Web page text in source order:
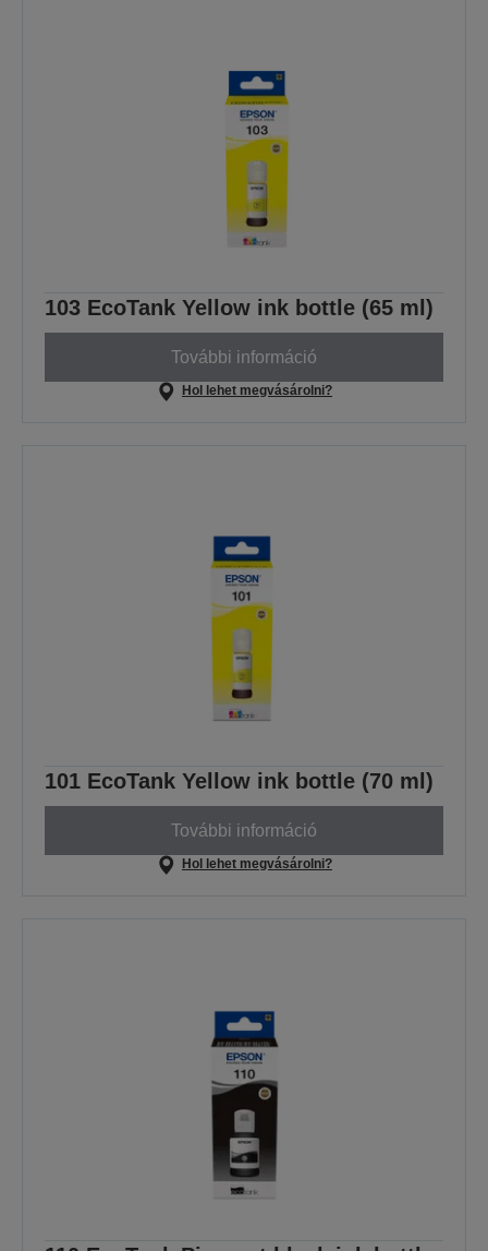
103 EcoTank Yellow ink bottle (65 ml)
További információ
Hol lehet megvásárolni?
101 EcoTank Yellow ink bottle (70 ml)
További információ
Hol lehet megvásárolni?